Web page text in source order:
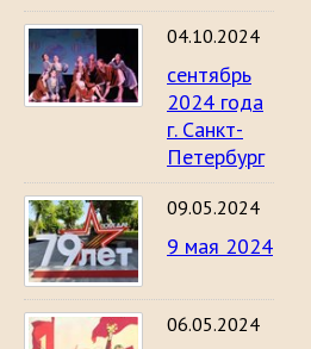
04.10.2024
сентябрь
2024 года
г. Санкт-
Петербург
09.05.2024
9 мая 2024
06.05.2024